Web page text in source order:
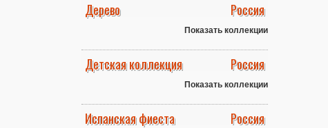
Дерево Россия
Показать коллекции
Детская коллекция Россия
Показать коллекции
Испанская фиеста Россия